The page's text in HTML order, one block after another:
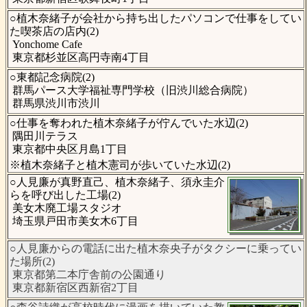
○植木奈緒子が会社から持ち出したパソコンで仕事をしてい
た喫茶店の店内(2)
Yonchome Cafe
東京都杉並区高円寺南4丁目
○東都記念病院(2)
群馬パース大学福祉専門学校（旧渋川総合病院）
群馬県渋川市渋川
○仕事を奪われた植木奈緒子が佇んでいた水辺(2)
隅田川テラス
東京都中央区月島1丁目
※植木奈緒子と植木憲司が歩いていた水辺(2)
○人見廉が真野直己、植木奈緒子、須永圭介
らを呼び出した工場(2)
美女木廃工場スタジオ
埼玉県戸田市美女木6丁目
○人見廉からの電話に出た植木奈央子がタクシーに乗ってい
た場所(2)
東京都第二本庁舎前の公園通り
東京都新宿区西新宿2丁目